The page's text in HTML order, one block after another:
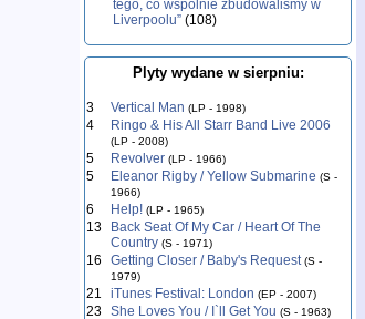
tego, co wspólnie zbudowaliśmy w
Liverpoolu” (108)
Plyty wydane w sierpniu:
3 Vertical Man (LP - 1998)
4 Ringo & His All Starr Band Live 2006
(LP - 2008)
5 Revolver (LP - 1966)
5 Eleanor Rigby / Yellow Submarine (S -
1966)
6 Help! (LP - 1965)
13
Back Seat Of My Car / Heart Of The
Country (S - 1971)
16 Getting Closer / Baby's Request (S -
1979)
21 iTunes Festival: London (EP - 2007)
23 She Loves You / I`ll Get You (S - 1963)